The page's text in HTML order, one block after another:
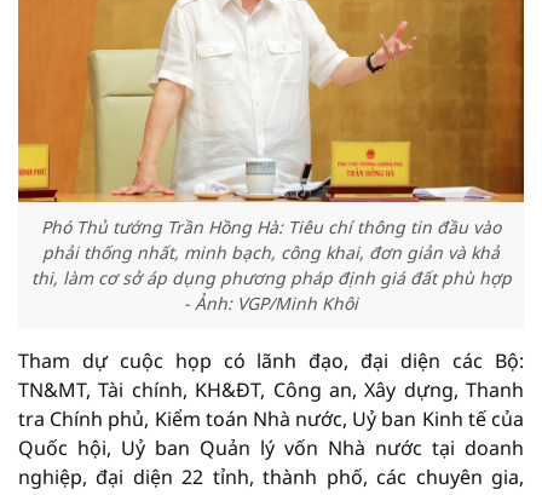
Phó Thủ tướng Trần Hồng Hà: Tiêu chí thông tin đầu vào
phải thống nhất, minh bạch, công khai, đơn giản và khả
thi, làm cơ sở áp dụng phương pháp định giá đất phù hợp
- Ảnh: VGP/Minh Khôi
Tham dự cuộc họp có lãnh đạo, đại diện các Bộ:
TN&MT, Tài chính, KH&ĐT, Công an, Xây dựng, Thanh
tra Chính phủ, Kiểm toán Nhà nước, Uỷ ban Kinh tế của
Quốc hội, Uỷ ban Quản lý vốn Nhà nước tại doanh
nghiệp, đại diện 22 tỉnh, thành phố, các chuyên gia,